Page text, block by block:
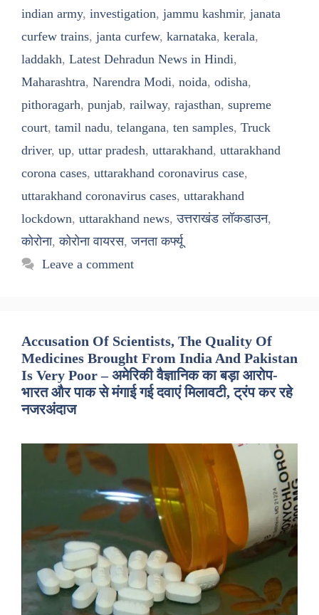
indian army, investigation, jammu kashmir, janata
curfew trains, janta curfew, karnataka, kerala,
laddakh, Latest Dehradun News in Hindi,
Maharashtra, Narendra Modi, noida, odisha,
pithoragarh, punjab, railway, rajasthan, supreme
court, tamil nadu, telangana, ten samples, Truck
driver, up, uttar pradesh, uttarakhand, uttarakhand
corona cases, uttarakhand coronavirus case,
uttarakhand coronavirus cases, uttarakhand
lockdown, uttarakhand news,उत्तराखंड लॉकडाउन,
कोरोना,कोरोना वायरस,जनता कर्फ्यू
Leave a comment
Accusation Of Scientists, The Quality Of
Medicines Brought From India And Pakistan
Is Very Poor – अमेरिकी वैज्ञानिक का बड़ा आरोप-
भारत और पाक से मंगाई गई दवाएं मिलावटी, ट्रंप कर रहे
नजरअंदाज